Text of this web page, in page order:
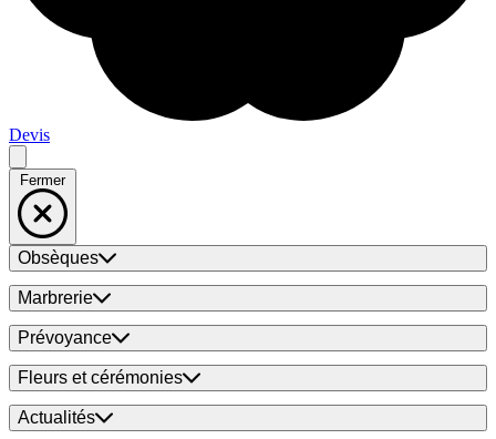
Devis
Fermer
Obsèques
Marbrerie
Prévoyance
Fleurs et cérémonies
Actualités